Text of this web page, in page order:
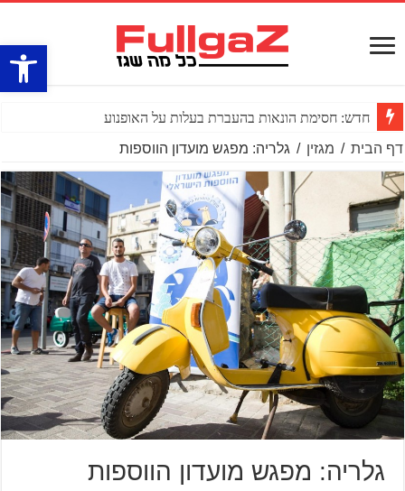
פתח
חדש: חסימת הונאות בהעברת בעלות על האופנוע
דף הבית / מגזין / גלריה: מפגש מועדון הווספות
גלריה: מפגש מועדון הווספות